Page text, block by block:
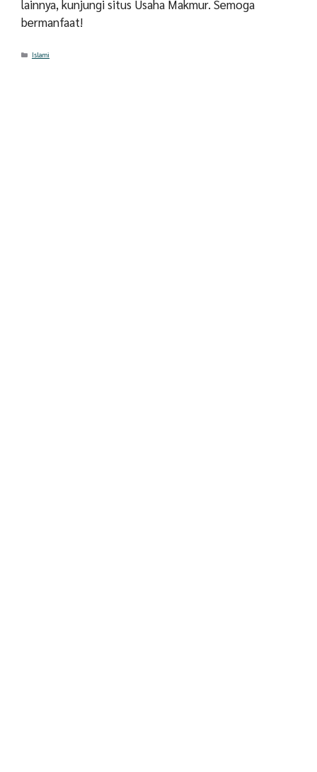
lainnya, kunjungi situs Usaha Makmur. Semoga
bermanfaat!
Categories
Islami